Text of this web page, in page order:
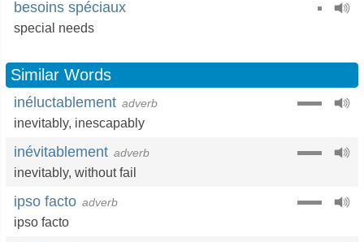
besoins spéciaux
special needs
Similar Words
inéluctablement adverb
inevitably, inescapably
inévitablement adverb
inevitably, without fail
ipso facto adverb
ipso facto